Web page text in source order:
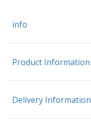
info
Product Information
Delivery Information